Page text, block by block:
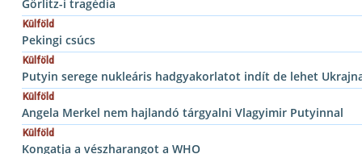
Görlitz-i tragédia
Külföld
Pekingi csúcs
Külföld
Putyin serege nukleáris hadgyakorlatot indít de lehet
Külföld
Angela Merkel nem hajlandó tárgyalni Vlagyimir Putyinnal
Külföld
Kongatja a vészharangot a WHO